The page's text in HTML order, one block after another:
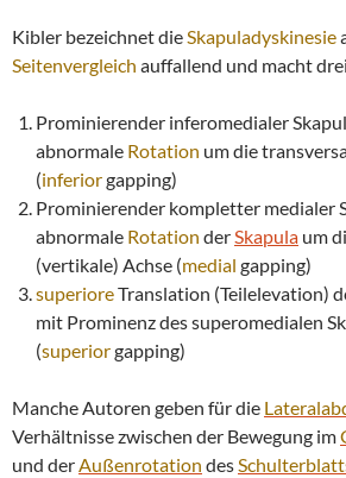
Kibler bezeichnet dieSkapuladyskinesie
Seitenvergleich auffallend und macht
Prominierender inferomedialer
abnormale Rotation um die
(inferiorgapping)
Prominierender kompletter medialer
abnormale Rotation derSkapula um
(vertikale) Achse (medial gapping)
superioreTranslation (Teilelevation)
mit Prominenz des superomedialen
(superiorgapping)
Manche Autoren geben für die
Verhältnisse zwischen der Bewegung im
und derAußenrotation des